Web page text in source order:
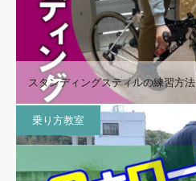
スタンディングスティルの練習方法
乗り方教室